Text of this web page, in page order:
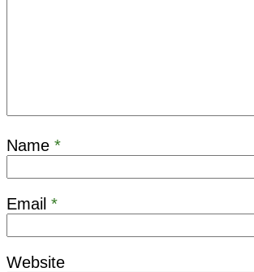
Name *
Email *
Website